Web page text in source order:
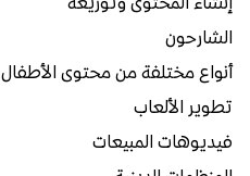
الشارحون
أنواع مختلفة من محتوى الأطفال
تطوير الألعاب
فيديوهات المبيعات